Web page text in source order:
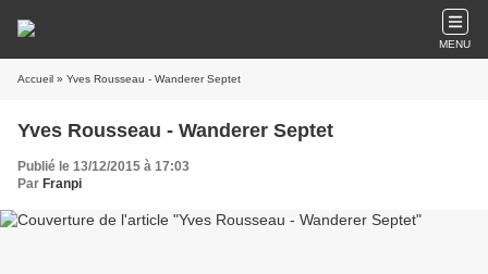
MENU
Accueil » Yves Rousseau - Wanderer Septet
Yves Rousseau - Wanderer Septet
Publié le 13/12/2015 à 17:03
Par Franpi